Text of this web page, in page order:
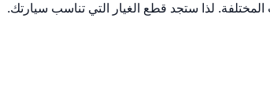
لذا ستجد قطع الغيار التي تناسب سيارتك.